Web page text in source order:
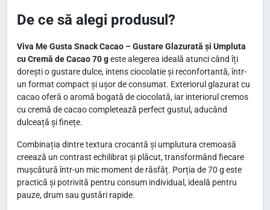
c
C
r
e
m
ă
d
e
C
a
De ce să alegi produsul?
Viva Me Gusta Snack Cacao – Gustare Glazurată și Umpluta
cu Cremă de Cacao 70 geste alegerea ideală atunci când îți
dorești o gustare dulce, intens ciocolatie și reconfortantă, într-
un format compact și ușor de consumat. Exteriorul glazurat cu
cacao oferă o aromă bogată de ciocolată, iar interiorul cremos
cu cremă de cacao completează perfect gustul, aducând
dulceață și finețe.
Combinația dintre textura crocantă și umplutura cremoasă
creează un contrast echilibrat și plăcut, transformând fiecare
mușcătură într-un mic moment de răsfăț. Porția de 70 g este
practică și potrivită pentru consum individual, ideală pentru
pauze, drum sau gustări rapide.